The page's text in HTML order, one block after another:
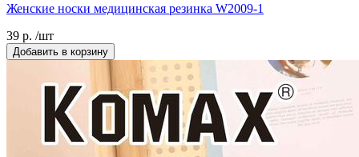
Женские носки медицинская резинка W2009-1
39 р. /шт
Добавить в корзину